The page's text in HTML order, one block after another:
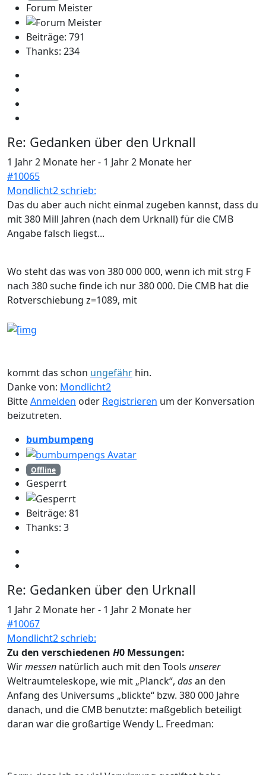
Forum Meister
Beiträge: 791
Thanks: 234
Re: Gedanken über den Urknall
1 Jahr 2 Monate her- 1 Jahr 2 Monate her
#10065
Mondlicht2 schrieb:
Das du aber auch nicht einmal zugeben kannst, dass du
mit 380 Mill Jahren (nach dem Urknall) für die CMB
Angabe falsch liegst...
Wo steht das was von 380 000 000, wenn ich mit strg F
nach 380 suche finde ich nur 380 000. Die CMB hat die
Rotverschiebung z=1089, mit
kommt das schon ungefähr hin.
Danke von: Mondlicht2
BitteAnmelden oder Registrieren um der Konversation
beizutreten.
bumbumpeng
Offline
Gesperrt
Beiträge: 81
Thanks: 3
Re: Gedanken über den Urknall
1 Jahr 2 Monate her- 1 Jahr 2 Monate her
#10067
Mondlicht2 schrieb:
Zu den verschiedenen H0 Messungen:
Wirmessen natürlich auch mit den Tools unserer
Weltraumteleskope, wie mit „Planck“, dasan den
Anfang des Universums „blickte“ bzw. 380 000 Jahre
danach, und die CMB benutzte: maßgeblich beteiligt
daran war die großartige Wendy L. Freedman: